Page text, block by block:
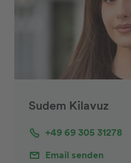
Sudem Kilavuz
+49 69 305 31278
Email senden